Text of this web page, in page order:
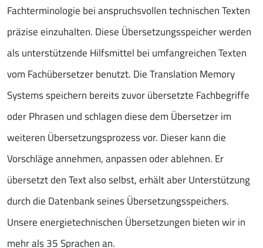
Fachterminologie bei anspruchsvollen technischen Texten
präzise einzuhalten. Diese Übersetzungsspeicher werden
als unterstützende Hilfsmittel bei umfangreichen Texten
vom Fachübersetzer benutzt. Die Translation Memory
Systems speichern bereits zuvor übersetzte Fachbegriffe
oder Phrasen und schlagen diese dem Übersetzer im
weiteren Übersetzungsprozess vor. Dieser kann die
Vorschläge annehmen, anpassen oder ablehnen. Er
übersetzt den Text also selbst, erhält aber Unterstützung
durch die Datenbank seines Übersetzungsspeichers.
Unsere energietechnischen Übersetzungen bieten wir in
mehr als 35 Sprachen an.